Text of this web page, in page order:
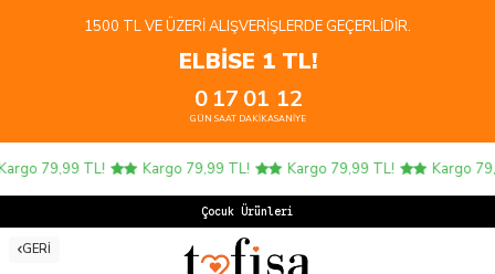
1500 TL VE ÜZERI ALIŞVERIŞLERDE GEÇERLIDIR.
ELBİSE 1 TL!
0
GÜN
17
SAAT
01
DAKIKA
12
SANIYE
79,99 TL! Kargo 79,99 TL! Kargo 79,99 TL! Kargo
Çocuk Ürünlerinde
GERI